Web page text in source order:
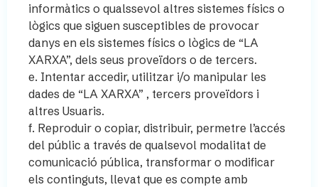
informàtics o qualssevol altres sistemes físics o
lògics que siguen susceptibles de provocar
danys en els sistemes físics o lògics de “LA
XARXA”, dels seus proveïdors o de tercers.
e. Intentar accedir, utilitzar i/o manipular les
dades de “LA XARXA” , tercers proveïdors i
altres Usuaris.
f. Reproduir o copiar, distribuir, permetre l’accés
del públic a través de qualsevol modalitat de
comunicació pública, transformar o modificar
els continguts, llevat que es compte amb